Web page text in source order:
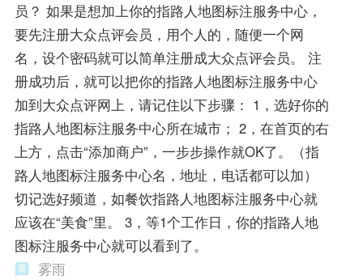
员？ 如果是想加上你的指路人地图标注服务中心，
要先注册大众点评会员，用个人的，随便一个网
名，设个密码就可以简单注册成大众点评会员。 注
册成功后，就可以把你的指路人地图标注服务中心
加到大众点评网上，请记住以下步骤： 1，选好你的
指路人地图标注服务中心所在城市； 2，在首页的右
上方，点击“添加商户”，一步步操作就OK了。（指
路人地图标注服务中心名，地址，电话都可以加）
切记选好频道，如餐饮指路人地图标注服务中心就
应该在“美食”里。 3，等1个工作日，你的指路人地
图标注服务中心就可以看到了。
雾雨